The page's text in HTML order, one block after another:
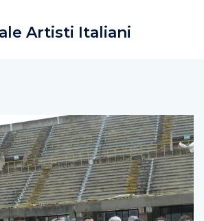
Artisti Italiani